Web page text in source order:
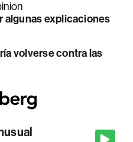
algunas explicaciones
volverse contra las